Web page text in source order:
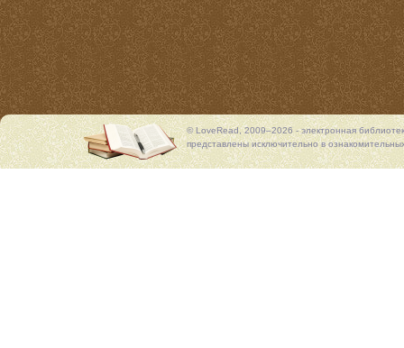
© LoveRead, 2009–2026 - электронная
представлены исключительно в